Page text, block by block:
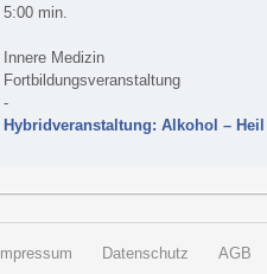
5:00 min.
Innere Medizin
Fortbildungsveranstaltung
-
Hybridveranstaltung: Alkohol –
Impressum Datenschutz AGB